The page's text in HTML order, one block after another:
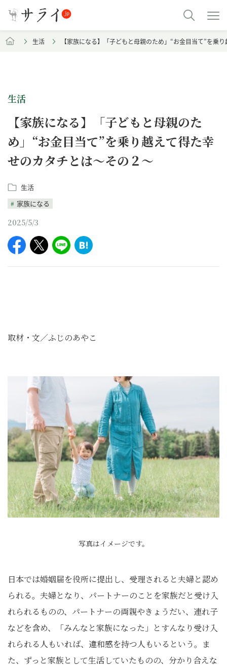
生活 【家族になる】「子どもと母親のため」“お金目当て”を乗
生活
【家族になる】「子どもと母親のた
め」“お金目当て”を乗り越えて得た幸
せのカタチとは～その２～
生活
家族になる
2025/5/3
取材・文／ふじのあやこ
写真はイメージです。
日本では婚姻届を役所に提出し、受理されると夫婦と認め
られる。夫婦となり、パートナーのことを家族だと受け入
れられるものの、パートナーの両親やきょうだい、連れ子
などを含め、「みんなと家族になった」とすんなり受け入
れられる人もいれば、違和感を持つ人もいるという。ま
た、ずっと家族として生活していたものの、分かり合えな